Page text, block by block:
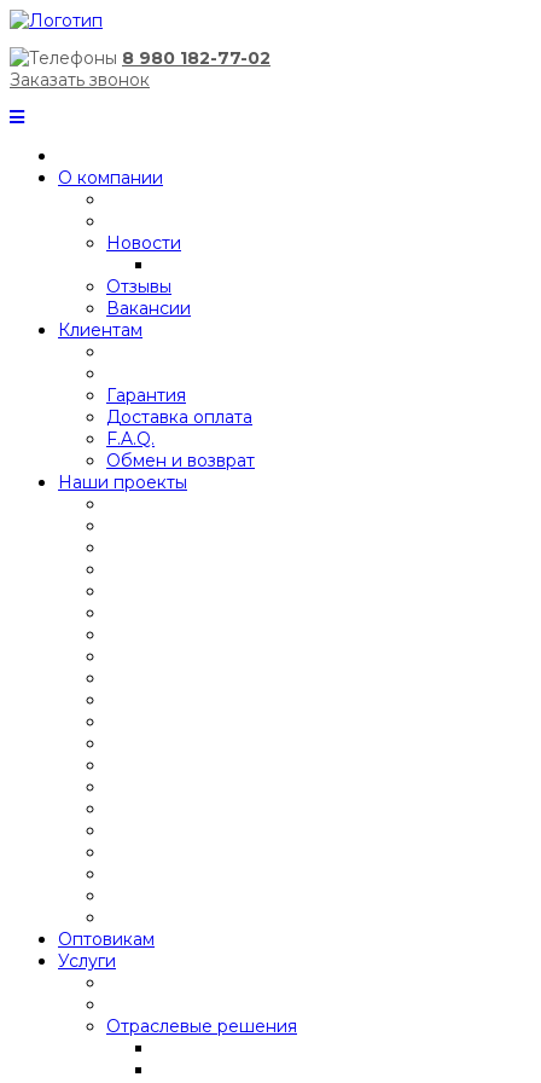
8 980 182-77-02
Заказать звонок
О компании
Новости
Отзывы
Вакансии
Клиентам
Гарантия
Доставка оплата
F.A.Q.
Обмен и возврат
Наши проекты
Оптовикам
Услуги
Отраслевые решения